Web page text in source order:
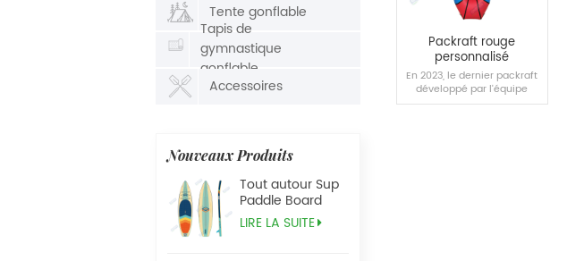
Tente gonflable
Tapis de
gymnastique
gonflable
Accessoires
Nouveaux Produits
Tout autour Sup
Paddle Board
LIRE LA SUITE
Packraft rouge
personnalisé
En 2023, le dernier packraft
développé par l'équipe
Onesun prend en charge la